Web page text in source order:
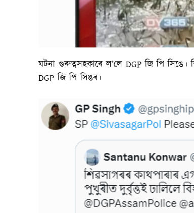
ঘটনা গুৰুত্বসহকাৰে ল’লে DGP জি পি
DGP জি পি সিঙৰ।